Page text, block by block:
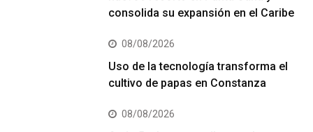
consolida su expansión en el Caribe
08/08/2026
Uso de la tecnología transforma el
cultivo de papas en Constanza
08/08/2026